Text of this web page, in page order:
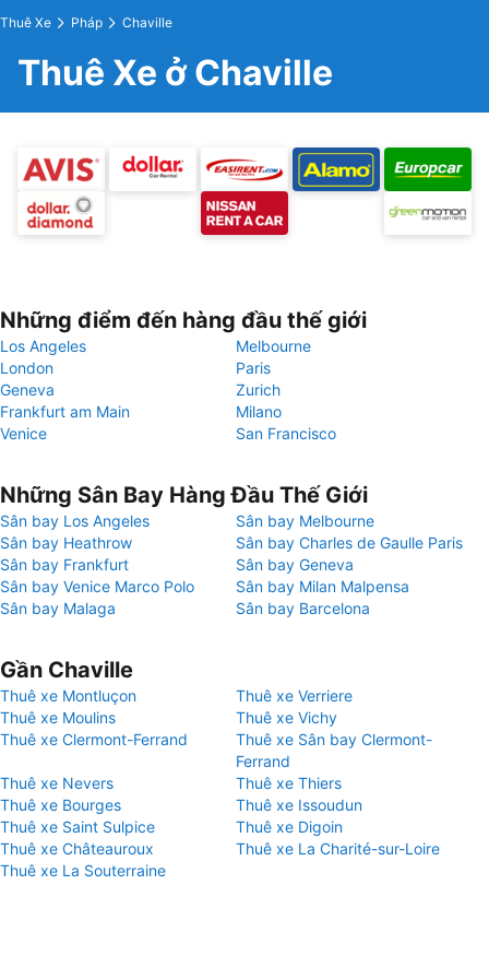
Thuê Xe Pháp Chaville
Thuê Xe ở Chaville
Những điểm đến hàng đầu thế giới
Los Angeles
Melbourne
London
Paris
Geneva
Zurich
Frankfurt am Main
Milano
Venice
San Francisco
Những Sân Bay Hàng Đầu Thế Giới
Sân bay Los Angeles
Sân bay Melbourne
Sân bay Heathrow
Sân bay Charles de Gaulle Paris
Sân bay Frankfurt
Sân bay Geneva
Sân bay Venice Marco Polo
Sân bay Milan Malpensa
Sân bay Malaga
Sân bay Barcelona
Gần Chaville
Thuê xe Montluçon
Thuê xe Verriere
Thuê xe Moulins
Thuê xe Vichy
Thuê xe Clermont-Ferrand
Thuê xe Sân bay Clermont-
Ferrand
Thuê xe Nevers
Thuê xe Thiers
Thuê xe Bourges
Thuê xe Issoudun
Thuê xe Saint Sulpice
Thuê xe Digoin
Thuê xe Châteauroux
Thuê xe La Charité-sur-Loire
Thuê xe La Souterraine